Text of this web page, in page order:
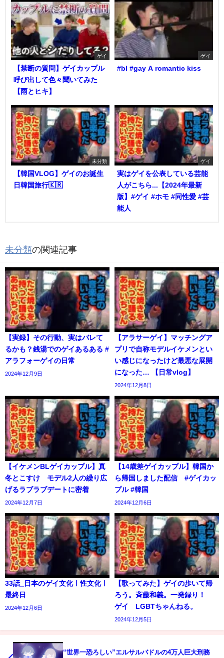
ゲイ
【禁断の質問】ゲイカップル
呼び出して色々聞いてみた
【雨とヒキ】
ゲイ
#bl #gay A romantic kiss
未分類
【韓国VLOG】ゲイのお誕生
日韓国旅行🇰🇷
ゲイ
実はゲイを公表している芸能
人がこちら...【2024年最新
版】#ゲイ #ホモ #同性愛 #芸
能人
未分類の関連記事
【実録】その行動、実はバレて
るかも？銭湯でのゲイあるある #
アラフォーゲイの日常
2024年12月9日
【アラサーゲイ】マッチングア
プリで自称モデルイケメンとい
い感じになったけど最悪な展開
になった… 【日常vlog】
2024年12月8日
【イケメンBLゲイカップル】真
冬とこすけ モデル2人の繰り広
げるラブラブデートに密着
2024年12月7日
【14歳差ゲイカップル】韓国か
ら帰国しました配信 #ゲイカッ
プル #韓国
2024年12月6日
33話_日本のゲイ文化ㅣ性文化ㅣ
最終日
2024年12月6日
【歌ってみた】ゲイの歩いて帰
ろう。斉藤和義。一発録り！
ゲイ LGBTちゃんねる。
2024年12月5日
“世界一恐ろしい”エルサルバドルの4万人巨大刑務